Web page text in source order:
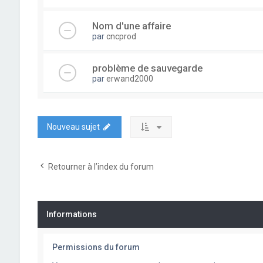
Nom d'une affaire
parcncprod
problème de sauvegarde
parerwand2000
Nouveau sujet
Retourner à l’index du forum
Informations
Permissions du forum